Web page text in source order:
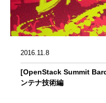
2016.11.8
[OpenStack Summit
ンテナ技術編